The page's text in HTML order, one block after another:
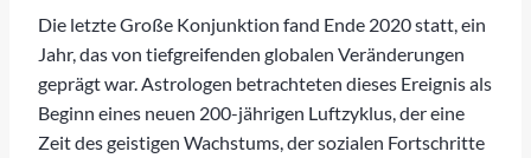
Die letzte Große Konjunktion fand Ende 2020 statt, ein
Jahr, das von tiefgreifenden globalen Veränderungen
geprägt war. Astrologen betrachteten dieses Ereignis als
Beginn eines neuen 200-jährigen Luftzyklus, der eine
Zeit des geistigen Wachstums, der sozialen Fortschritte